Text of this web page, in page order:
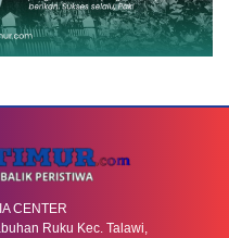
CENTER
Ruku Kec. Talawi,